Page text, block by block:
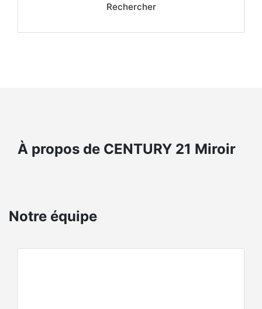
Rechercher
À propos de CENTURY 21 Miroir
Notre équipe